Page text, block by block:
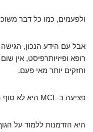
ולפעמים, כמו כל דבר
אבל עם הידע הנכון,
רופא ופיזיותרפיסט, אין
וחזקים יותר מאי פעם.
פציעה ב-MCL היא לא סוף העולם.
היא הזדמנות ללמוד על